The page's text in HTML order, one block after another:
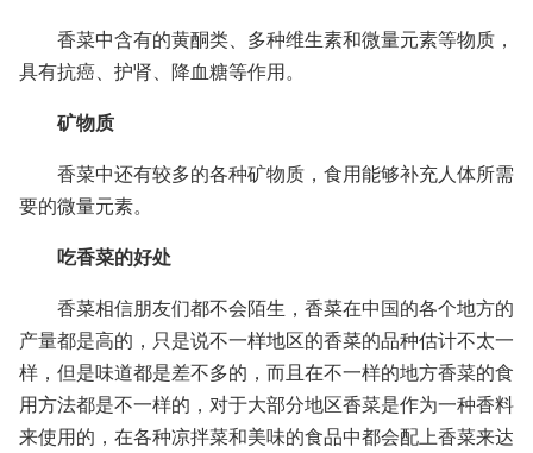
香菜中含有的黄酮类、多种维生素和微量元素等物质，
具有抗癌、护肾、降血糖等作用。
矿物质
香菜中还有较多的各种矿物质，食用能够补充人体所需
要的微量元素。
吃香菜的好处
香菜相信朋友们都不会陌生，香菜在中国的各个地方的
产量都是高的，只是说不一样地区的香菜的品种估计不太一
样，但是味道都是差不多的，而且在不一样的地方香菜的食
用方法都是不一样的，对于大部分地区香菜是作为一种香料
来使用的，在各种凉拌菜和美味的食品中都会配上香菜来达